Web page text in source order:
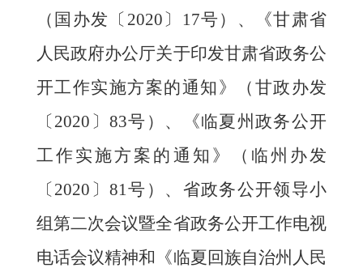
（国办发〔2020〕17号）、《甘肃省
人民政府办公厅关于印发甘肃省政务公
开工作实施方案的通知》（甘政办发
〔2020〕83号） 、《临夏州政务公开
工作实施方案的通知》（临州办发
〔 2020〕81号） 、 省政务公开领导小
组第二次会议暨全省政务公开工作电视
电话会议精神和 《临夏回族自治州人民